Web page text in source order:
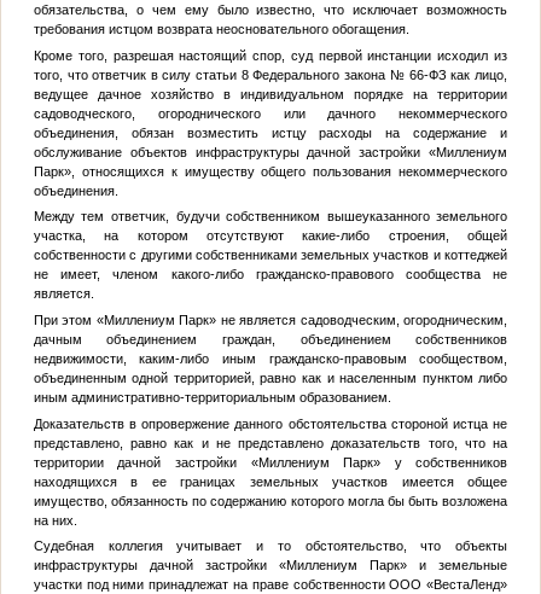
обязательства, о чем ему было известно, что исключает возможность
требования истцом возврата неосновательного обогащения.
Кроме того, разрешая настоящий спор, суд первой инстанции исходил из
того, что ответчик в силу статьи 8 Федерального закона № 66-ФЗ как лицо,
ведущее дачное хозяйство в индивидуальном порядке на территории
садоводческого, огороднического или дачного некоммерческого
объединения, обязан возместить истцу расходы на содержание и
обслуживание объектов инфраструктуры дачной застройки «Миллениум
Парк», относящихся к имуществу общего пользования некоммерческого
объединения.
Между тем ответчик, будучи собственником вышеуказанного земельного
участка, на котором отсутствуют какие-либо строения, общей
собственности с другими собственниками земельных участков и коттеджей
не имеет, членом какого-либо гражданско-правового сообщества не
является.
При этом «Миллениум Парк» не является садоводческим, огородническим,
дачным объединением граждан, объединением собственников
недвижимости, каким-либо иным гражданско-правовым сообществом,
объединенным одной территорией, равно как и населенным пунктом либо
иным административно-территориальным образованием.
Доказательств в опровержение данного обстоятельства стороной истца не
представлено, равно как и не представлено доказательств того, что на
территории дачной застройки «Миллениум Парк» у собственников
находящихся в ее границах земельных участков имеется общее
имущество, обязанность по содержанию которого могла бы быть возложена
на них.
Судебная коллегия учитывает и то обстоятельство, что объекты
инфраструктуры дачной застройки «Миллениум Парк» и земельные
участки под ними принадлежат на праве собственности ООО «ВестаЛенд»